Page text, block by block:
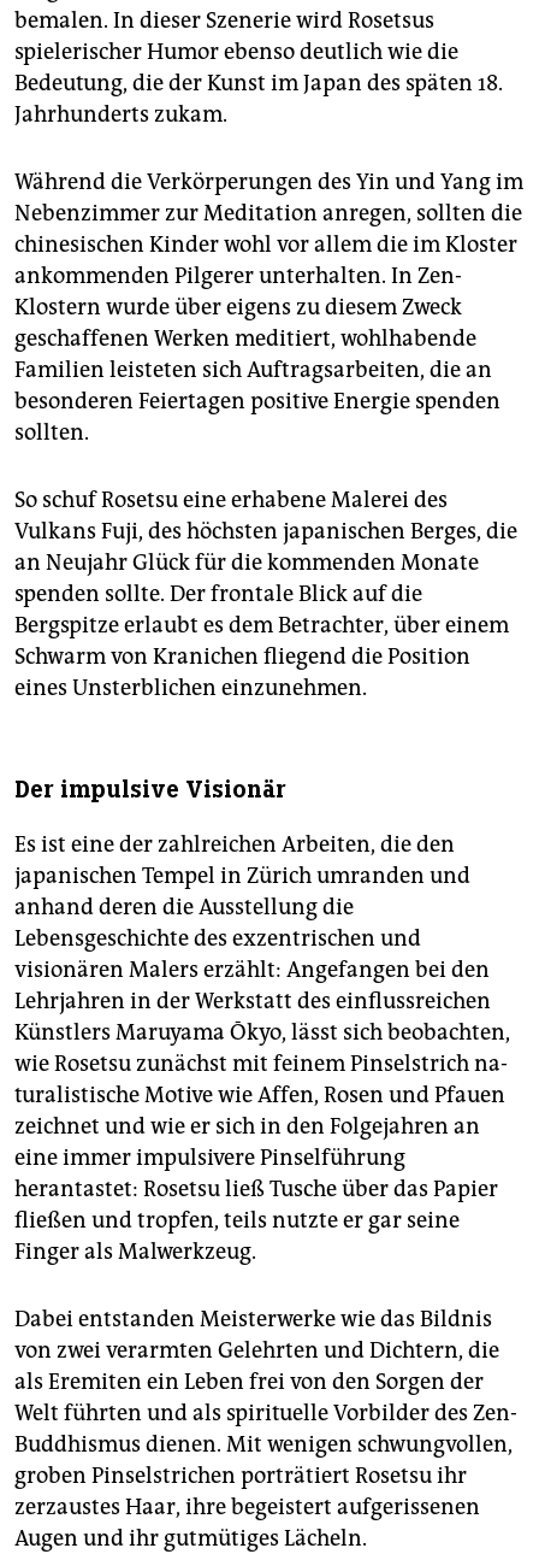
bemalen. In dieser Szenerie wird Rosetsus
spielerischer Humor ebenso deutlich wie die
Bedeutung, die der Kunst im Japan des späten 18.
Jahrhunderts zukam.
Während die Verkörperungen des Yin und Yang im
Nebenzimmer zur Meditation anregen, sollten die
chinesischen Kinder wohl vor allem die im Kloster
ankommenden Pilgerer unterhalten. In Zen-
Klostern wurde über eigens zu diesem Zweck
geschaffenen Werken meditiert, wohlhabende
Familien leisteten sich Auftragsarbeiten, die an
besonderen Feiertagen positive Energie spenden
sollten.
So schuf Rosetsu eine erhabene Malerei des
Vulkans Fuji, des höchsten japanischen Berges, die
an Neujahr Glück für die kommenden Monate
spenden sollte. Der frontale Blick auf die
Bergspitze erlaubt es dem Betrachter, über einem
Schwarm von Kranichen fliegend die Position
eines Unsterblichen einzunehmen.
Der impulsive Visionär
Es ist eine der zahlreichen Arbeiten, die den
japanischen Tempel in Zürich umranden und
anhand deren die Ausstellung die
Lebensgeschichte des exzentrischen und
visionären Malers erzählt: Angefangen bei den
Lehrjahren in der Werkstatt des einflussreichen
Künstlers Maruyama Ōkyo, lässt sich beobachten,
wie Rosetsu zunächst mit feinem Pinselstrich na­
turalistische Motive wie Affen, Rosen und Pfauen
zeichnet und wie er sich in den Folgejahren an
eine immer impulsivere Pinselführung
herantastet: Rosetsu ließ Tusche über das Papier
fließen und tropfen, teils nutzte er gar seine
Finger als Malwerkzeug.
Dabei entstanden Meisterwerke wie das Bildnis
von zwei verarmten Gelehrten und Dichtern, die
als Eremiten ein Leben frei von den Sorgen der
Welt führten und als spirituelle Vorbilder des Zen-
Buddhismus dienen. Mit wenigen schwungvollen,
groben Pinselstrichen porträtiert Rosetsu ihr
zerzaustes Haar, ihre begeistert aufgerissenen
Augen und ihr gutmütiges Lächeln.